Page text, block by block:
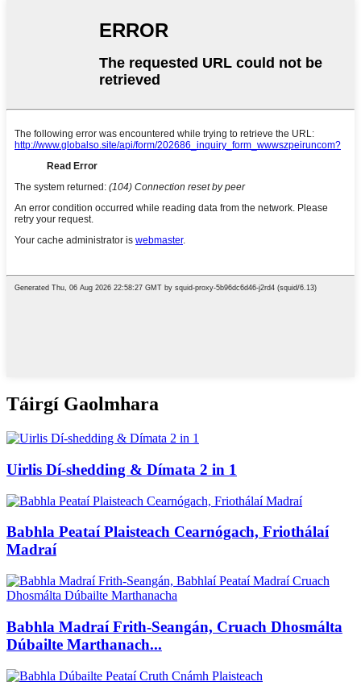
Táirgí Gaolmhara
Uirlis Dí-shedding & Dímata 2 in 1
Babhla Peataí Plaisteach Cearnógach, Friothálaí
Madraí
Babhla Madraí Frith-Seangán, Cruach Dhosmálta
Dúbailte Marthanach...